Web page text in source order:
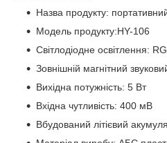
Назва продукту:
Модель продукту:HY-106
Світлодіодне освітлення:
Зовнішній магнітний
Вихідна потужність: 5 Вт
Вхідна чутливість: 400 мВ
Вбудований літієвий